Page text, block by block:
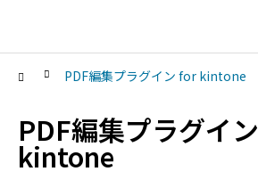
PDF編集プラグイン for kintone
PDF編集プラグイ
kintone